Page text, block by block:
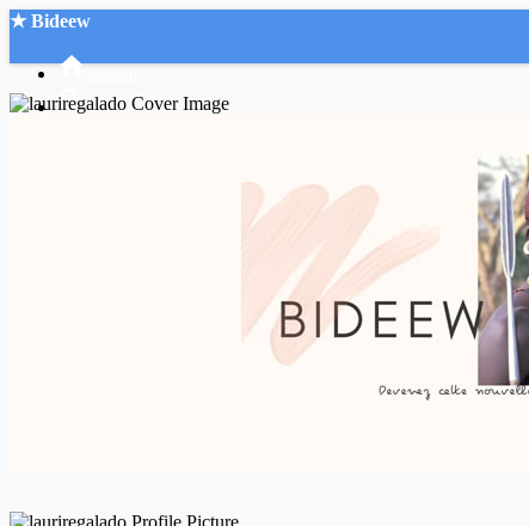
★ Bideew